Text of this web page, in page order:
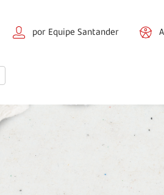
por Equipe Santander